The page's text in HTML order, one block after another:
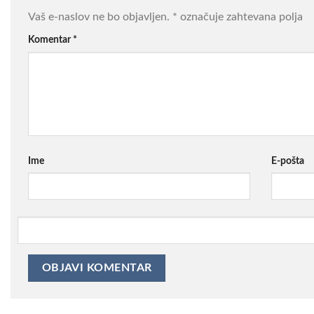
Vaš e-naslov ne bo objavljen. * označuje zahtevana polja
Komentar *
Ime E-pošta